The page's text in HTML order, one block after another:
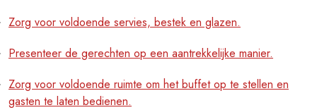
Zorg voor voldoende servies, bestek en glazen.
Presenteer de gerechten op een aantrekkelijke manier.
Zorg voor voldoende ruimte om het buffet op te stellen en
gasten te laten bedienen.